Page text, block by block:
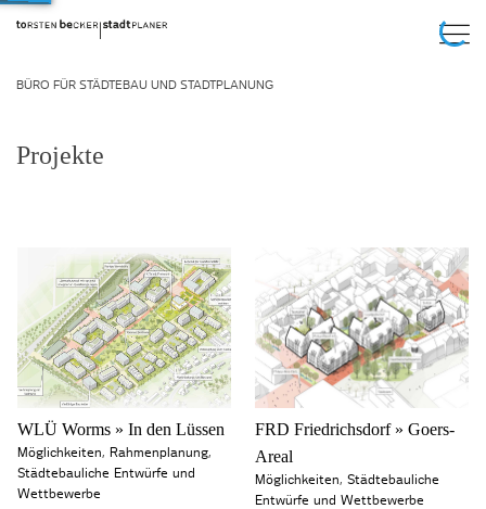
BÜRO FÜR STÄDTEBAU UND STADTPLANUNG
Projekte
WLÜ Worms » In den Lüssen
Möglichkeiten, Rahmenplanung,
Städtebauliche Entwürfe und
Wettbewerbe
FRD Friedrichsdorf » Goers-
Areal
Möglichkeiten, Städtebauliche
Entwürfe und Wettbewerbe